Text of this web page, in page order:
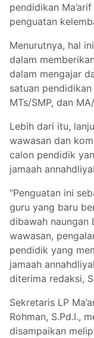
pendidikan
penguatan
Menurutnya, hal
dalam
dalam mengajar
satuan
MTs/SMP, dan
Lebih dari itu,
wawasan dan
calon pendidik
jamaah
“Penguatan ini
guru yang baru
dibawah naungan
wawasan,
pendidik yang
jamaah
diterima redaksi,
Sekretaris LP
Rohman, S.Pd.I.,
disampaikan